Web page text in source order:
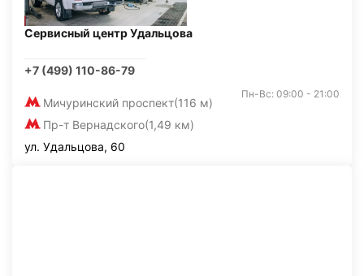
Сервисный центр Удальцова
+7 (499) 110-86-79
Мичуринский проспект(116 м)
Пр-т Вернадского(1,49 км)
Пн-Вс: 09:00 - 21:00
ул. Удальцова, 60